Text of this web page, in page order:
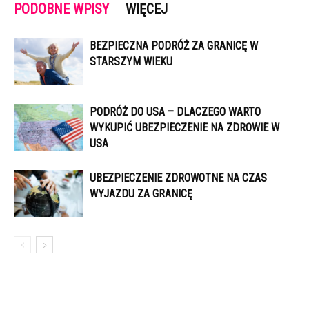
PODOBNE WPISY WIĘCEJ
BEZPIECZNA PODRÓŻ ZA GRANICĘ W
STARSZYM WIEKU
PODRÓŻ DO USA – DLACZEGO WARTO
WYKUPIĆ UBEZPIECZENIE NA ZDROWIE W
USA
UBEZPIECZENIE ZDROWOTNE NA CZAS
WYJAZDU ZA GRANICĘ